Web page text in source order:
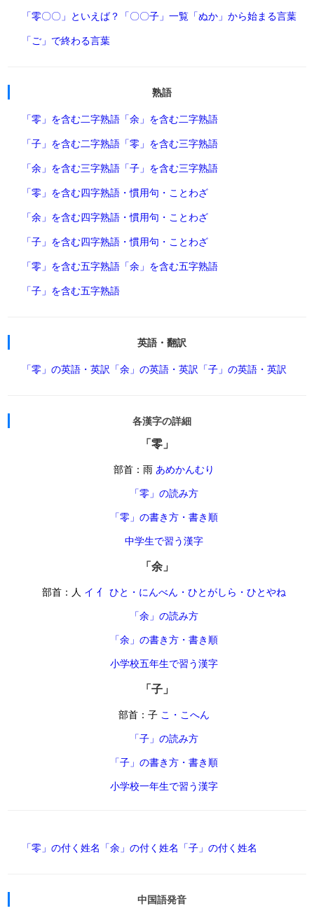
「零〇〇」といえば？ 「〇〇子」一覧 「ぬか」から始まる言葉
「ご」で終わる言葉
熟語
「零」を含む二字熟語 「余」を含む二字熟語
「子」を含む二字熟語 「零」を含む三字熟語
「余」を含む三字熟語 「子」を含む三字熟語
「零」を含む四字熟語・慣用句・ことわざ
「余」を含む四字熟語・慣用句・ことわざ
「子」を含む四字熟語・慣用句・ことわざ
「零」を含む五字熟語 「余」を含む五字熟語
「子」を含む五字熟語
英語・翻訳
「零」の英語・英訳 「余」の英語・英訳 「子」の英語・英訳
各漢字の詳細
「零」
部首：雨 あめかんむり
「零」の読み方
「零」の書き方・書き順
中学生で習う漢字
「余」
部首：人 イ 亻 ひと・にんべん・ひとがしら・ひとやね
「余」の読み方
「余」の書き方・書き順
小学校五年生で習う漢字
「子」
部首：子 こ・こへん
「子」の読み方
「子」の書き方・書き順
小学校一年生で習う漢字
「零」の付く姓名 「余」の付く姓名 「子」の付く姓名
中国語発音